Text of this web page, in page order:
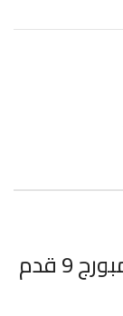
مواصفات ثلاجة بابين يوني هامبورج 9 قدم